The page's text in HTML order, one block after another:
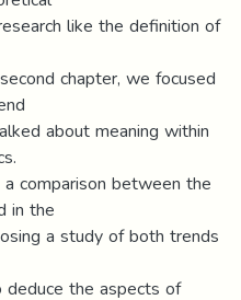
like the definition of
chapter, we focused
about meaning within
comparison between the
in the
a study of both trends
the aspects of